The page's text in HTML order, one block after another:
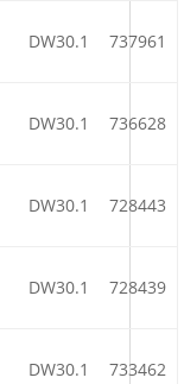
DW30.1 737961
DW30.1 736628
DW30.1 728443
DW30.1 728439
DW30.1 733462